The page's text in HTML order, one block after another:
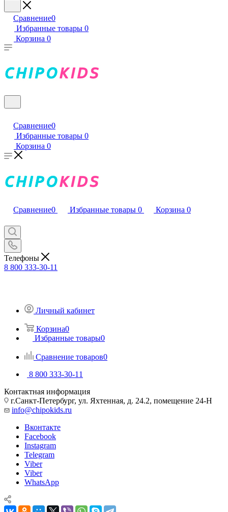
Сравнение0
Избранные товары 0
Корзина 0
Сравнение0
Избранные товары 0
Корзина 0
Сравнение0 Избранные товары 0 Корзина 0
Телефоны
8 800 333-30-11
Личный кабинет
Корзина0
Избранные товары0
Сравнение товаров0
8 800 333-30-11
Контактная информация
г.Санкт-Петербург, ул. Яхтенная, д. 24.2, помещение 24-Н
info@chipokids.ru
Вконтакте
Facebook
Instagram
Telegram
Viber
Viber
WhatsApp